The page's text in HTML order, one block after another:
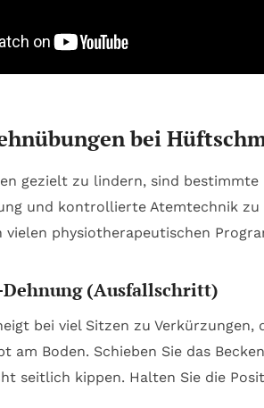
bei
gezielt zu lindern, sind
und kontrollierte Atemtechnik
physiotherapeutischen
Dehnung (Ausfallschritt)
bei viel Sitzen zu
am Boden. Schieben Sie das
seitlich kippen. Halten Sie die